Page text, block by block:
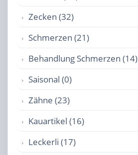
Zecken (32)
Schmerzen (21)
Behandlung Schmerzen (14)
Saisonal (0)
Zähne (23)
Kauartikel (16)
Leckerli (17)